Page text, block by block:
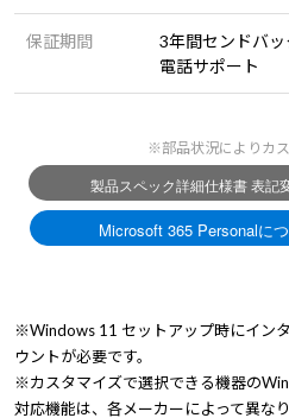
保証期間
3年間センドバ
電話サポート
※部品状況によりカ
※Windows 11 セットアップ時にイン
ウントが必要です。
※カスタマイズで選択できる機器の
対応機能は、各メーカーによって異なり